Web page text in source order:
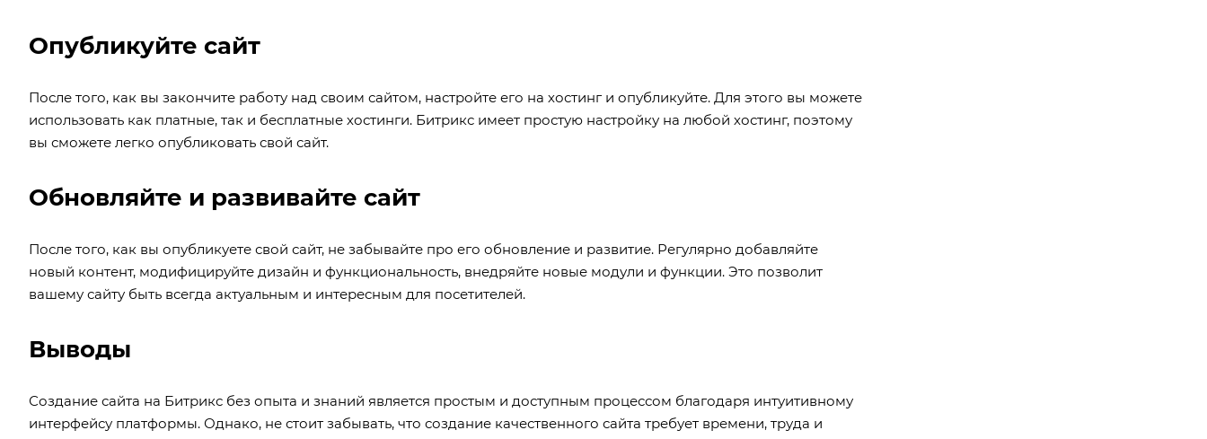
Опубликуйте сайт
После того, как вы закончите работу над своим сайтом, настройте его на хостинг и опубликуйте. Для этого вы можете
использовать как платные, так и бесплатные хостинги. Битрикс имеет простую настройку на любой хостинг, поэтому
вы сможете легко опубликовать свой сайт.
Обновляйте и развивайте сайт
После того, как вы опубликуете свой сайт, не забывайте про его обновление и развитие. Регулярно добавляйте
новый контент, модифицируйте дизайн и функциональность, внедряйте новые модули и функции. Это позволит
вашему сайту быть всегда актуальным и интересным для посетителей.
Выводы
Создание сайта на Битрикс без опыта и знаний является простым и доступным процессом благодаря интуитивному
интерфейсу платформы. Однако, не стоит забывать, что создание качественного сайта требует времени, труда и